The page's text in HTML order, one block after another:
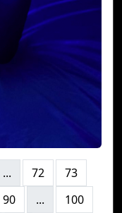
... 72
73
90 ...
100